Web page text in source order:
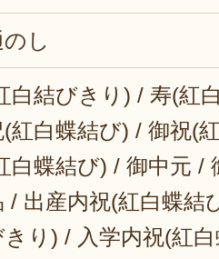
し
白結びきり) / 寿(紅
(紅白蝶結び) / 御祝(
白蝶結び) / 御中元 /
/ 出産内祝(紅白蝶結
きり) / 入学内祝(紅